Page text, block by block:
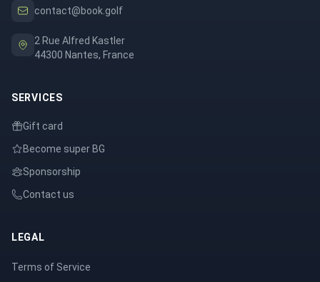
contact@book.golf
2 Rue Alfred Kastler
44300 Nantes, France
SERVICES
Gift card
Become super BG
Sponsorship
Contact us
LEGAL
Terms of Service